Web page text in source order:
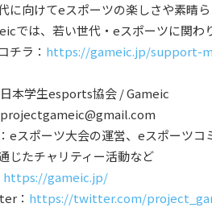
に向けてeスポーツの楽しさや素晴
では、若い世代・eスポーツに関わ
チラ： https://gameic.jp/support-
本学生esports協会 / Gameic
projectgameic@gmail.com
eスポーツ大会の運営、eスポーツ
じたチャリティー活動など
https://gameic.jp/
： https://twitter.com/